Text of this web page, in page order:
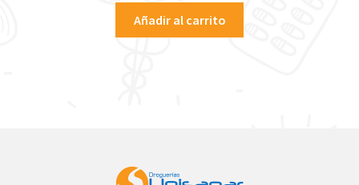
Añadir al carrito